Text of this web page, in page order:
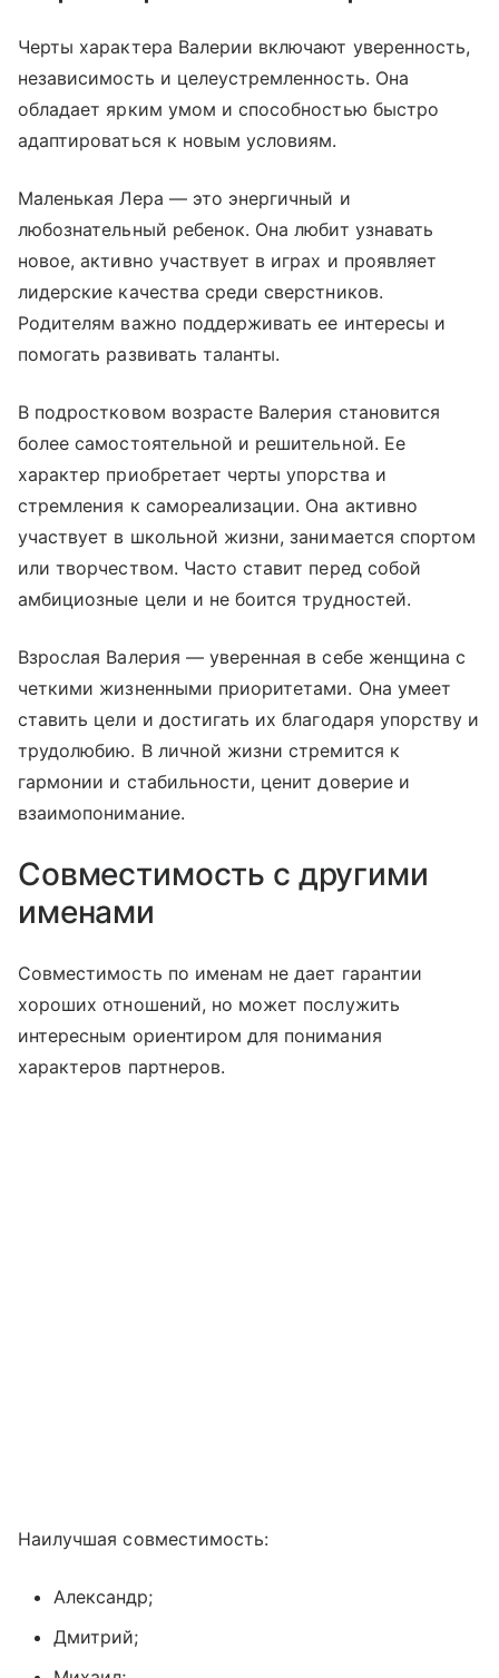
Черты характера Валерии включают уверенность,
независимость и целеустремленность. Она
обладает ярким умом и способностью быстро
адаптироваться к новым условиям.
Маленькая Лера — это энергичный и
любознательный ребенок. Она любит узнавать
новое, активно участвует в играх и проявляет
лидерские качества среди сверстников.
Родителям важно поддерживать ее интересы и
помогать развивать таланты.
В подростковом возрасте Валерия становится
более самостоятельной и решительной. Ее
характер приобретает черты упорства и
стремления к самореализации. Она активно
участвует в школьной жизни, занимается спортом
или творчеством. Часто ставит перед собой
амбициозные цели и не боится трудностей.
Взрослая Валерия — уверенная в себе женщина с
четкими жизненными приоритетами. Она умеет
ставить цели и достигать их благодаря упорству и
трудолюбию. В личной жизни стремится к
гармонии и стабильности, ценит доверие и
взаимопонимание.
Совместимость с другими
именами
Совместимость по именам не дает гарантии
хороших отношений, но может послужить
интересным ориентиром для понимания
характеров партнеров.
Наилучшая совместимость:
Александр;
Дмитрий;